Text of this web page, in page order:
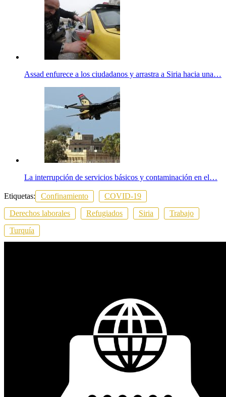
Assad enfurece a los ciudadanos y arrastra a Siria hacia una…
La interrupción de servicios básicos y contaminación en el…
Etiquetas: Confinamiento
COVID-19
Derechos laborales
Refugiados Siria
Trabajo
Turquía